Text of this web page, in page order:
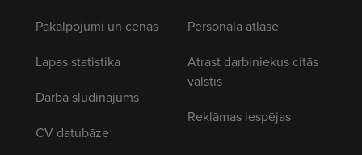
Pakalpojumi un cenas
Lapas statistika
Darba sludinājums
CV datubāze
Personāla atlase
Atrast darbiniekus citās
valstīs
Reklāmas iespējas